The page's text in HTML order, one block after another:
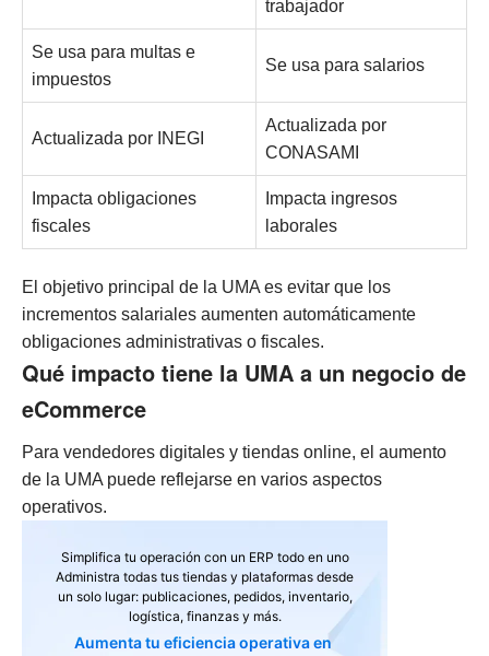
trabajador
Se usa para multas e
impuestos
Se usa para salarios
Actualizada por INEGI
Actualizada por
CONASAMI
Impacta obligaciones
fiscales
Impacta ingresos
laborales
El objetivo principal de la UMA es evitar que los
incrementos salariales aumenten automáticamente
obligaciones administrativas o fiscales.
Qué impacto tiene la UMA a un negocio de
eCommerce
Para vendedores digitales y tiendas online, el aumento
de la UMA puede reflejarse en varios aspectos
operativos.
Simplifica tu operación con un ERP todo en uno
Administra todas tus tiendas y plataformas desde
un solo lugar: publicaciones, pedidos, inventario,
logística, finanzas y más.
Aumenta tu eficiencia operativa en